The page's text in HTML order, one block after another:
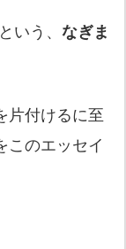
いう、 なぎま
片付けるに至
このエッセイ